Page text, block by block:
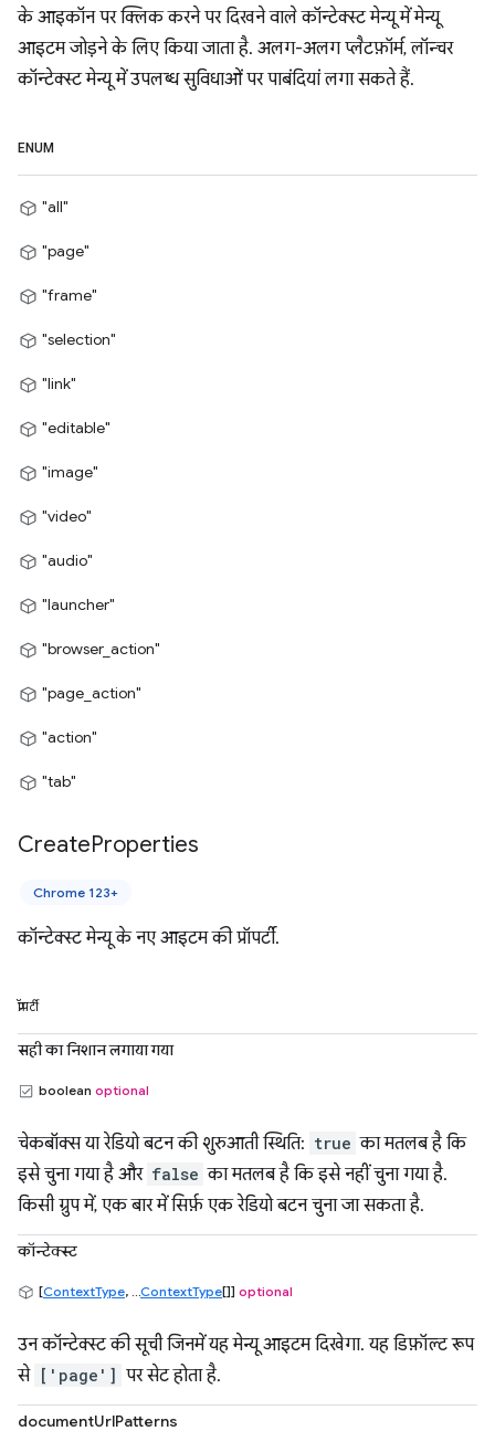
के आइकॉन पर क्लिक करने पर दिखने वाले कॉन्टेक्स्ट मेन्यू में मेन्यू
आइटम जोड़ने के लिए किया जाता है. अलग-अलग प्लैटफ़ॉर्म, लॉन्चर
कॉन्टेक्स्ट मेन्यू में उपलब्ध सुविधाओं पर पाबंदियां लगा सकते हैं.
ENUM
"all"
"page"
"frame"
"selection"
"link"
"editable"
"image"
"video"
"audio"
"launcher"
"browser_action"
"page_action"
"action"
"tab"
CreateProperties
Chrome 123+
कॉन्टेक्स्ट मेन्यू के नए आइटम की प्रॉपर्टी.
प्रॉपर्टी
सही का निशान लगाया गया
boolean optional
चेकबॉक्स या रेडियो बटन की शुरुआती स्थिति: true का मतलब है कि
इसे चुना गया है और false का मतलब है कि इसे नहीं चुना गया है.
किसी ग्रुप में, एक बार में सिर्फ़ एक रेडियो बटन चुना जा सकता है.
कॉन्टेक्स्ट
[ContextType, ...ContextType[]] optional
उन कॉन्टेक्स्ट की सूची जिनमें यह मेन्यू आइटम दिखेगा. यह डिफ़ॉल्ट रूप
से ['page'] पर सेट होता है.
documentUrlPatterns